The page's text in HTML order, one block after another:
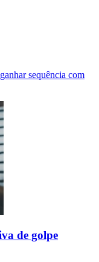
sequência com
de golpe